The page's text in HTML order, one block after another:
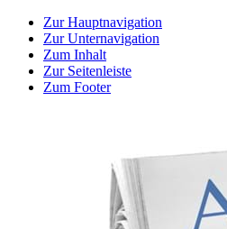
Zur Hauptnavigation
Zur Unternavigation
Zum Inhalt
Zur Seitenleiste
Zum Footer